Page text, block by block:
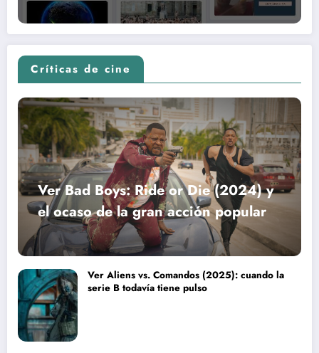
Críticas de cine
Ver Bad Boys: Ride or Die (2024) y
el ocaso de la gran acción popular
Ver Aliens vs. Comandos (2025): cuando la
serie B todavía tiene pulso